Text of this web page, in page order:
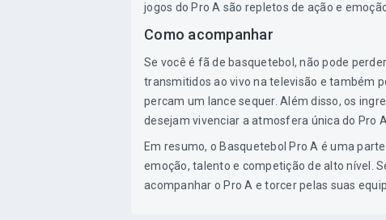
jogos do Pro A são repletos de ação e
Como acompanhar
Se você é fã de basquetebol, não pode
transmitidos ao vivo na televisão e também
percam um lance sequer. Além disso, os
desejam vivenciar a atmosfera única do Pro
Em resumo, o Basquetebol Pro A é uma
emoção, talento e competição de alto nível.
acompanhar o Pro A e torcer pelas suas